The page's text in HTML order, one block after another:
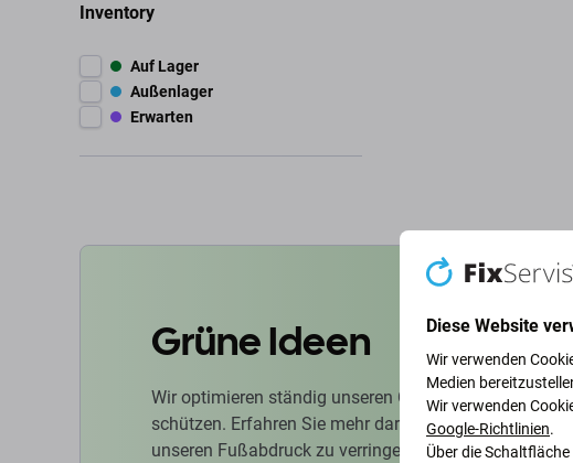
Inventory
Auf Lager
Außenlager
Erwarten
Grüne Ideen
Wir optimieren ständig unseren CO2-Fußabdruck, um
schützen. Erfahren Sie mehr darüber, wie wir unsere
unseren Fußabdruck zu verringern.
Diese Website
Wir verwenden
Medien
Wir verwenden
Google-Richtlinien.
Über die